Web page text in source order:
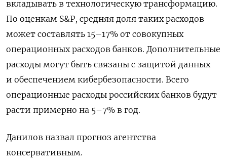
вкладывать в технологическую трансформацию.
По оценкам S&P, средняя доля таких расходов
может составлять 15–17% от совокупных
операционных расходов банков. Дополнительные
расходы могут быть связаны с защитой данных
и обеспечением кибербезопасности. Всего
операционные расходы российских банков будут
расти примерно на 5–7% в год.
Данилов назвал прогноз агентства
консервативным.